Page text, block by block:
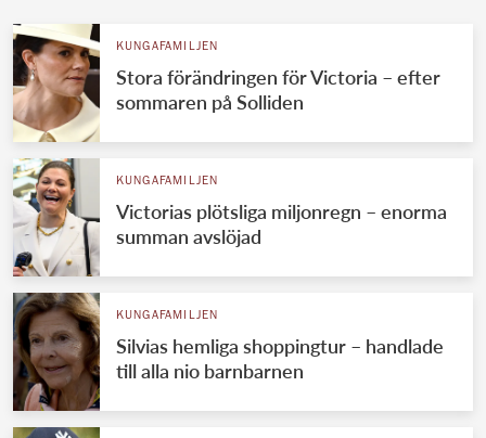
KUNGAFAMILJEN
Stora förändringen för Victoria – efter
sommaren på Solliden
KUNGAFAMILJEN
Victorias plötsliga miljonregn – enorma
summan avslöjad
KUNGAFAMILJEN
Silvias hemliga shoppingtur – handlade
till alla nio barnbarnen